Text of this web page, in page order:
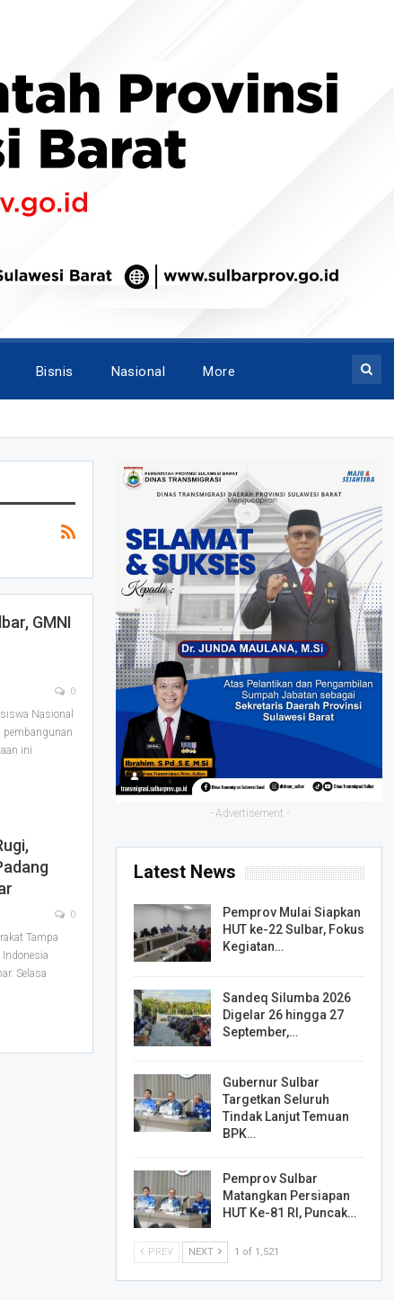
Bisnis Nasional More
GMNI
0
Nasional
pembangunan
ini
0
Tampa
Selasa
- Advertisement -
Latest News
Pemprov Mulai Siapkan
HUT ke-22 Sulbar, Fokus
Kegiatan…
Sandeq Silumba 2026
Digelar 26 hingga 27
September,…
Gubernur Sulbar
Targetkan Seluruh
Tindak Lanjut Temuan
BPK…
Pemprov Sulbar
Matangkan Persiapan
HUT Ke-81 RI, Puncak…
PREV NEXT 1 of 1,521